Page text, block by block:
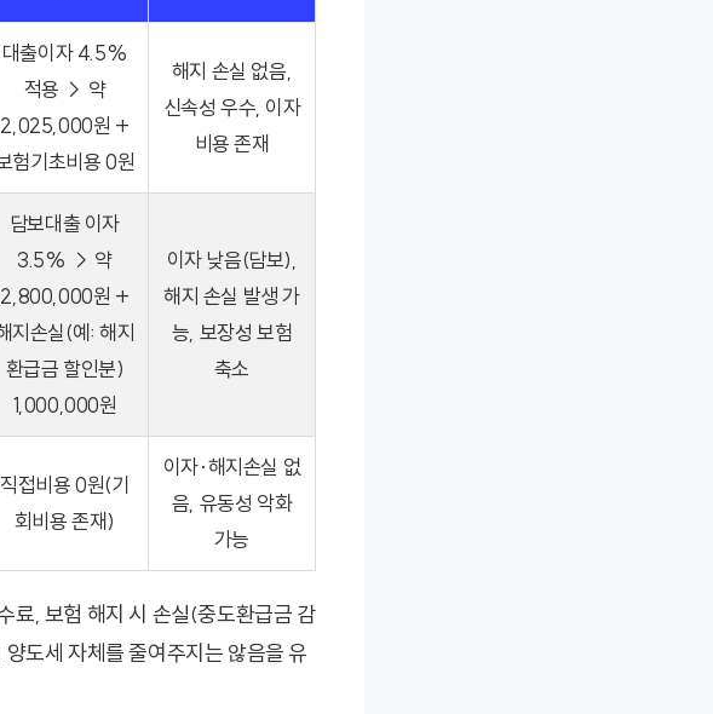
대출이자 4.5%
적용 → 약
2,025,000원 +
험기초비용 0원
해지 손실 없음,
신속성 우수, 이자
비용 존재
담보대출 이자
3.5% → 약
2,800,000원 +
지손실(예: 해지
환급금 할인분)
1,000,000원
이자 낮음(담보),
해지 손실 발생 가
능, 보장성 보험
축소
직접비용 0원(기
회비용 존재)
이자·해지손실 없
음, 유동성 악화
가능
료, 보험 해지 시 손실(중도환급금 감
도세 자체를 줄여주지는 않음을 유